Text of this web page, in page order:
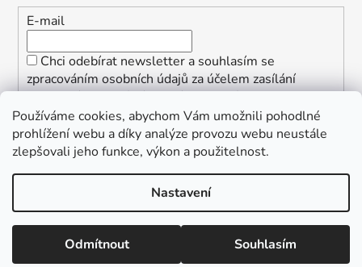
Používáme cookies, abychom Vám umožnili pohodlné
prohlížení webu a díky analýze provozu webu neustále
zlepšovali jeho funkce, výkon a použitelnost.
Nastavení
Odmítnout Souhlasím
E-mail
Chci odebírat newsletter a souhlasím se
zpracováním osobních údajů za účelem zasílání
informací o speciálních akcích a slevách.
PŘIHLÁSIT SE
Vytvořil Shoptet
Copyright 2026ŠpalekSki
. Všechna práva vyhrazena.